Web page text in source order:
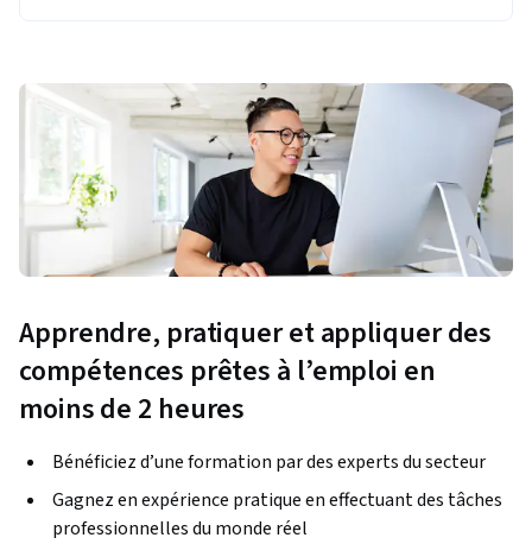
Apprendre, pratiquer et appliquer des
compétences prêtes à l’emploi en
moins de 2 heures
Bénéficiez d’une formation par des experts du secteur
Gagnez en expérience pratique en effectuant des tâches
professionnelles du monde réel